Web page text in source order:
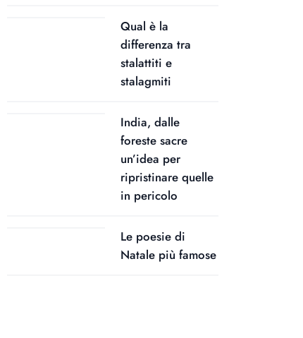
Qual è la
differenza tra
stalattiti e
stalagmiti
India, dalle
foreste sacre
un’idea per
ripristinare quelle
in pericolo
Le poesie di
Natale più famose